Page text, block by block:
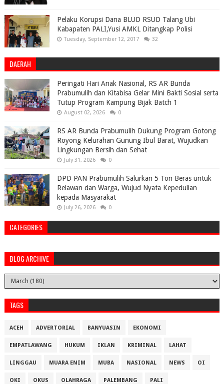
Pelaku Korupsi Dana BLUD RSUD Talang Ubi
Kabapaten PALI,Yusi AMKL Ditangkap Polisi
Tuesday, September 12, 2017 32
DAERAH
Peringati Hari Anak Nasional, RS AR Bunda
Prabumulih dan Kitabisa Gelar Mini Bakti Sosial serta
Tutup Program Kampung Bijak Batch 1
August 02, 2026 0
RS AR Bunda Prabumulih Dukung Program Gotong
Royong Kelurahan Gunung Ibul Barat, Wujudkan
Lingkungan Bersih dan Sehat
July 31, 2026 0
DPD PAN Prabumulih Salurkan 5 Ton Beras untuk
Relawan dan Warga, Wujud Nyata Kepedulian
kepada Masyarakat
July 26, 2026 0
CATEGORIES
BLOG ARCHIVE
TAGS
ACEH ADVERTORIAL BANYUASIN EKONOMI
EMPATLAWANG HUKUM IKLAN KRIMINAL LAHAT
LINGGAU MUARA ENIM MUBA NASIONAL NEWS OI
OKI OKUS OLAHRAGA PALEMBANG PALI